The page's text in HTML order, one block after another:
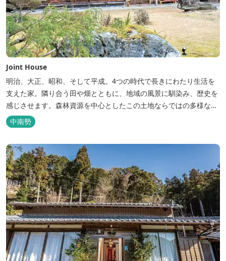
Joint House
明治、大正、昭和、そして平成。4つの時代で長きにわたり生活を
支えた家。隣り合う田や畑とともに、地域の風景に馴染み、歴史を
感じさせます。森林資源を中心としたこの土地ならではの多様な自
然環境の素晴らしさを伝える情報を発信し、そして多種多様な人材
と共有することで地域産業・地域社会の発展を図るNPO法人Joint
の...
中南勢